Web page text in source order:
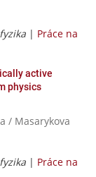
| Práce na
active
physics
/ Masarykova
| Práce na